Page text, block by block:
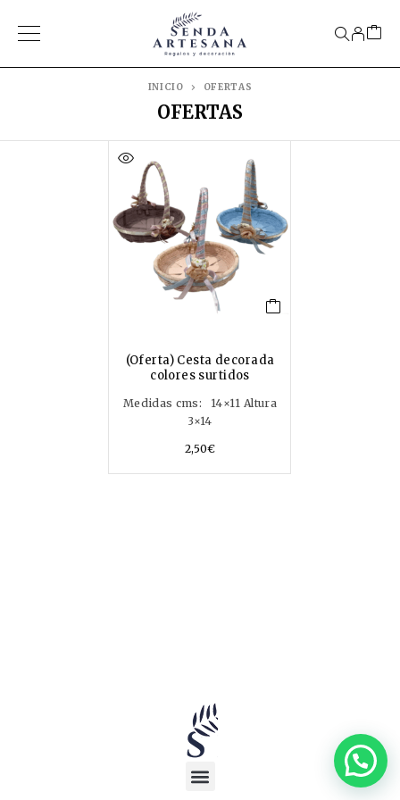
OFERTAS
INICIO OFERTAS
(Oferta) Cesta decorada
colores surtidos
Medidas cms: 14×11 Altura
3×14
2,50€